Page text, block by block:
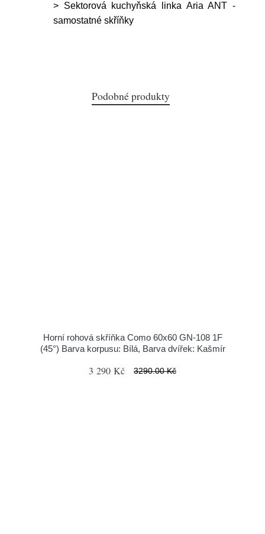
> Sektorová kuchyňská linka Aria ANT -
samostatné skříňky
Podobné produkty
Horní rohová skříňka Como 60x60 GN-108 1F
(45°) Barva korpusu: Bílá, Barva dvířek: Kašmír
3 290 Kč 3290.00 Kč